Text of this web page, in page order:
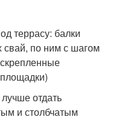
террасу: балки
свай, по ним с шагом
отдать
и столбчатым